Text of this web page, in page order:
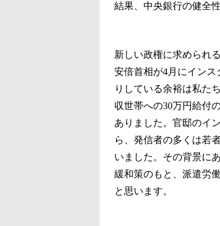
結果、中央銀行の健全
新しい政権に求められ
安倍首相が4月にイン
りしている余裕は私た
収世帯への30万円給付
ありました。官邸のイ
ら、発信者の多くは若
いました。その背景に
緩和策のもと、派遣労
と思います。